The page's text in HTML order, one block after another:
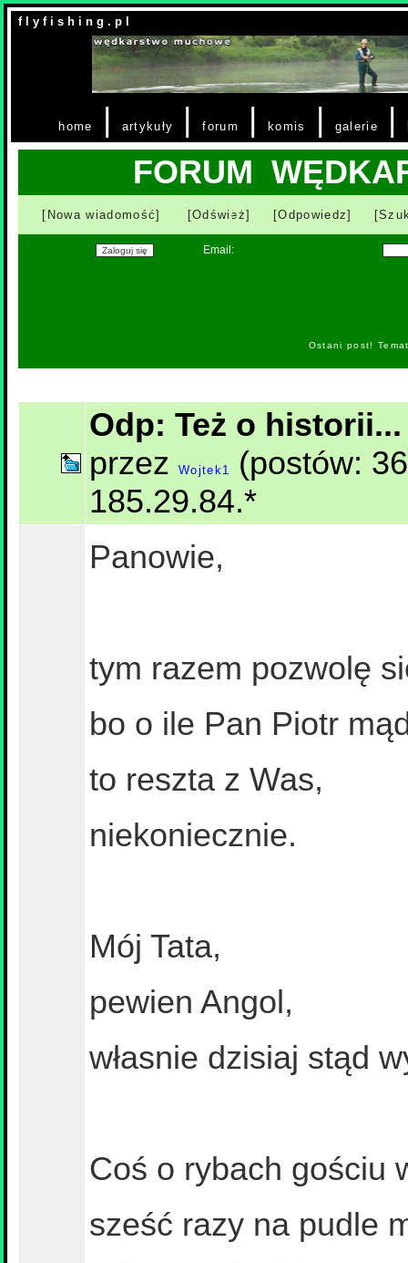
f l y f i s h i n g . p l
home | artykuły |forum | komis | galerie |
FORUM
[Nowa wiadomość] [Odśwież] [Odpowiedz]
Email:
Ostani post!
Odp: Też o
przez
Wojtek1
(postów:
185.29.84.*
Panowie,
tym razem pozwolę
bo o ile Pan Piotr
to reszta z Was,
niekoniecznie.
Mój Tata,
pewien Angol,
własnie dzisiaj stąd
Coś o rybach gościu
sześć razy na pudle